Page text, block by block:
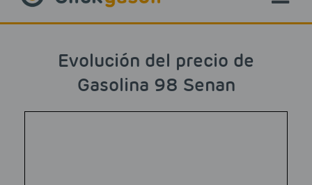
Evolución del precio de
Gasolina 98 Senan